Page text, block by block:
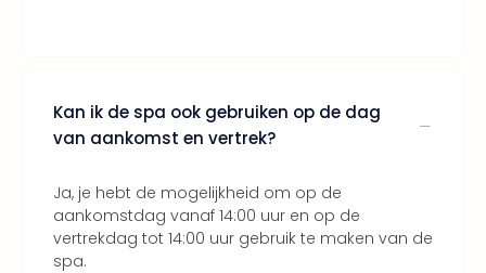
Kan ik de spa ook gebruiken op de dag
van aankomst en vertrek?
Ja, je hebt de mogelijkheid om op de
aankomstdag vanaf 14:00 uur en op de
vertrekdag tot 14:00 uur gebruik te maken van de
spa.